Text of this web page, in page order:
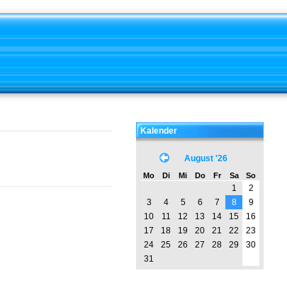
Kalender
August '26
Mo Di Mi Do Fr Sa So
1
2
3
4 5 6 7 8
9
10
11 12 13 14 15
16
17
18 19 20 21 22
23
24
25 26 27 28 29
30
31